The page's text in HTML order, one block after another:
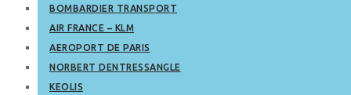
BOMBARDIER TRANSPORT
AIR FRANCE – KLM
AEROPORT DE PARIS
NORBERT DENTRESSANGLE
KEOLIS